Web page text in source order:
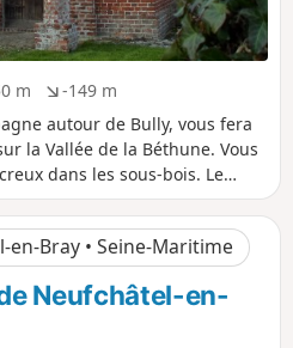
m -149 m
D
é
n
v
e
l
é
n
é
autour de Bully, vous fera
la Vallée de la Béthune. Vous
dans les sous-bois. Le
de Martincamp, vous passerez
en-Bray • Seine-Maritime
Neufchâtel-en-